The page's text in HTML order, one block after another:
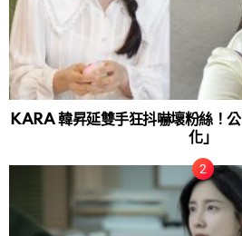
KARA 韓昇延雙手狂抖嚇壞粉絲！
化」